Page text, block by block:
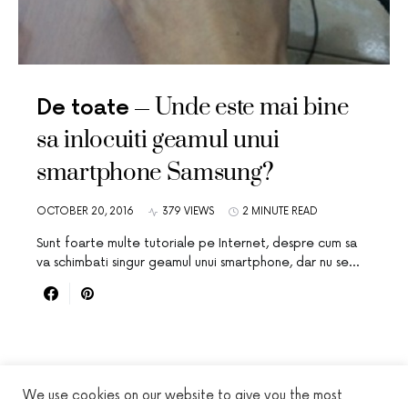
De toate
Unde este mai bine
sa inlocuiti geamul unui
smartphone Samsung?
OCTOBER 20, 2016 379 VIEWS 2 MINUTE READ
Sunt foarte multe tutoriale pe Internet, despre cum sa
va schimbati singur geamul unui smartphone, dar nu se…
We use cookies on our website to give you the most